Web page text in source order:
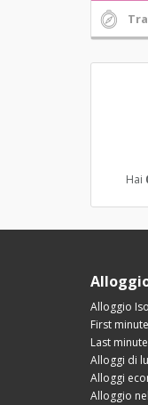
Hai
Alloggio
First
Last
Alloggi di
Alloggi
Alloggio